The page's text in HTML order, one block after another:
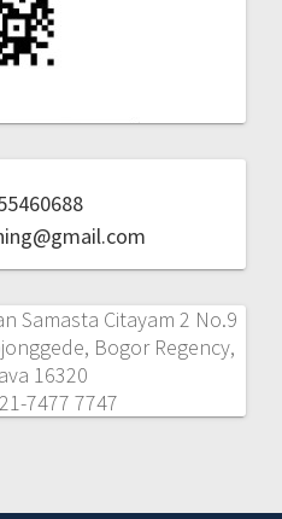
Samasta Citayam 2 No.9
Bogor Regency,
16320
7477 7747